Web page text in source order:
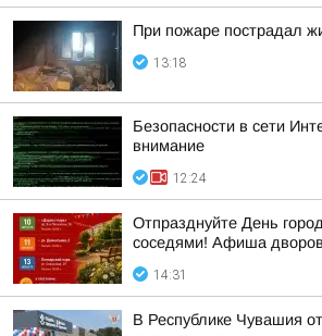
При пожаре пострадал
13:18
Безопасности в сети
внимание
12:24
Отпразднуйте День
соседями! Афиша
14:31
В Республике Чувашия